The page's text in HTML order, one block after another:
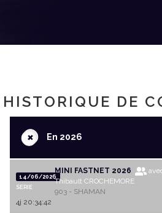
HISTORIQUE DE
+En 2026
14/06/2026
SERIE
MINI FASTNET 2026
Thibault CROCHEMORE
903 - SHAMAN
4j 20:34:42